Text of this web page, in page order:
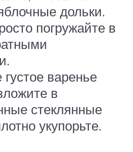
дольки.
погружайте в
варенье
в
стеклянные
укупорьте.